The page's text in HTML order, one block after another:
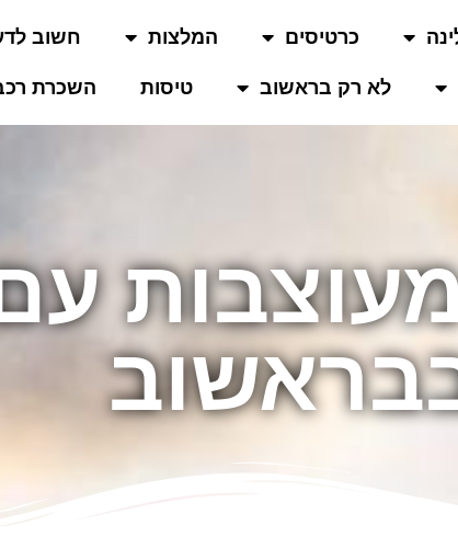
כרטיסים המלצות חשוב
לא רק בראשוב טיסות השכרת
מעוצבות